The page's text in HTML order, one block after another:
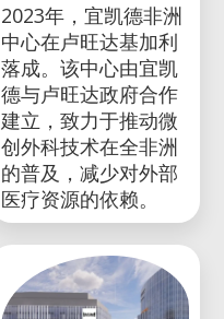
2023年，宜凯德非洲
中心在卢旺达基加利
落成。该中心由宜凯
德与卢旺达政府合作
建立，致力于推动微
创外科技术在全非洲
的普及，减少对外部
医疗资源的依赖。